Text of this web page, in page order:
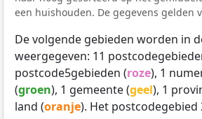
een huishouden. De gegevens gelden
De volgende gebieden worden in
weergegeven: 11
postcode5gebieden (roze), 1
(groen), 1 gemeente (geel), 1
land (oranje). Het postcodegebied